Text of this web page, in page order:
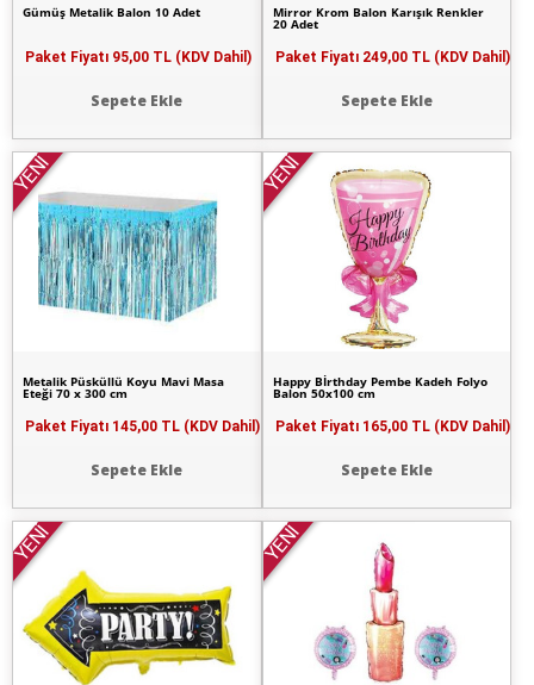
Gümüş Metalik Balon 10 Adet
Paket Fiyatı 95,00 TL (KDV Dahil)
Sepete Ekle
Mirror Krom Balon Karışık Renkler
20 Adet
Paket Fiyatı 249,00 TL (KDV Dahil)
Sepete Ekle
YENİ
Metalik Püsküllü Koyu Mavi Masa
Eteği 70 x 300 cm
Paket Fiyatı 145,00 TL (KDV Dahil)
Sepete Ekle
YENİ
Happy Bİrthday Pembe Kadeh Folyo
Balon 50x100 cm
Paket Fiyatı 165,00 TL (KDV Dahil)
Sepete Ekle
YENİ YENİ